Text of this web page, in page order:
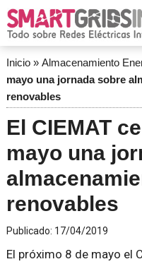
Inicio» Almacenamiento
mayo una jornada sobre
renovables
El CIEMAT
mayo una
renovables
Publicado: 17/04/2019
El próximo 8 de mayo el